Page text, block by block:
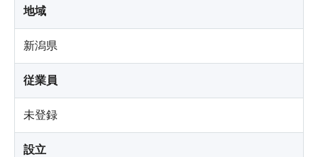
地域
新潟県
従業員
未登録
設立